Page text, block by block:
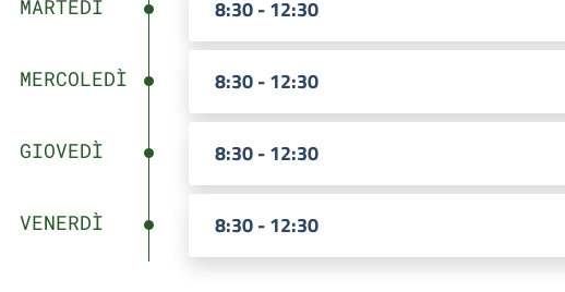
MARTEDÌ 8:30 - 12:30
MERCOLEDÌ 8:30 - 12:30
GIOVEDÌ 8:30 - 12:30
VENERDÌ 8:30 - 12:30